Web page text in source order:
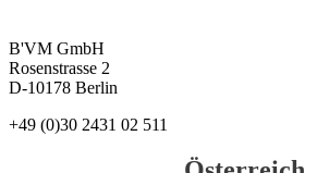
B'VM GmbH
Rosenstrasse 2
D-10178 Berlin
+49 (0)30 2431 02 511